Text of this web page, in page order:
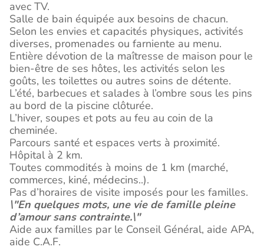
avec TV.
Salle de bain équipée aux besoins de chacun.
Selon les envies et capacités physiques, activités
diverses, promenades ou farniente au menu.
Entière dévotion de la maîtresse de maison pour le
bien-être de ses hôtes, les activités selon les
goûts, les toilettes ou autres soins de détente.
L’été, barbecues et salades à l’ombre sous les pins
au bord de la piscine clôturée.
L’hiver, soupes et pots au feu au coin de la
cheminée.
Parcours santé et espaces verts à proximité.
Hôpital à 2 km.
Toutes commodités à moins de 1 km (marché,
commerces, kiné, médecins..).
Pas d’horaires de visite imposés pour les familles.
\"En quelques mots, une vie de famille pleine
d’amour sans contrainte.\"
Aide aux familles par le Conseil Général, aide APA,
aide C.A.F.